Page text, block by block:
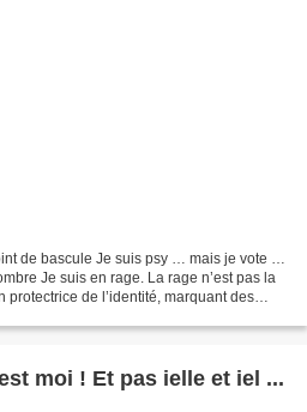
de bascule Je suis psy … mais je vote …
Je suis en rage. La rage n’est pas la
de l’identité, marquant des
moi ! Et pas ielle et iel ...